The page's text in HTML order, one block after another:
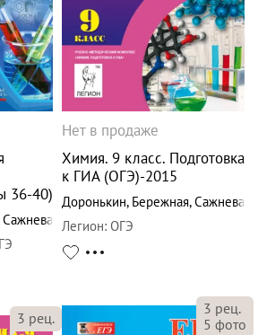
36-40)
Сажнева
Нет в продаже
Химия. 9 класс. Подготовка
к ГИА (ОГЭ)-2015
Доронькин, Бережная,Сажнева
Легион: ОГЭ
3 рец.
3 рец.
5 фото